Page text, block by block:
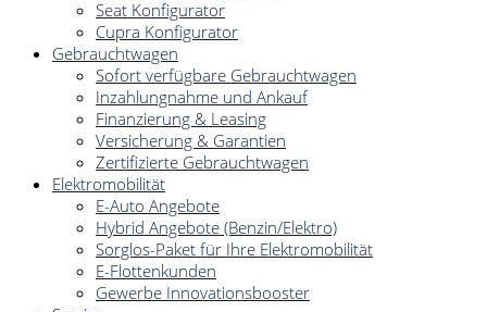
Seat Konfigurator
Cupra Konfigurator
Gebrauchtwagen
Sofort verfügbare Gebrauchtwagen
Inzahlungnahme und Ankauf
Finanzierung & Leasing
Versicherung & Garantien
Zertifizierte Gebrauchtwagen
Elektromobilität
E-Auto Angebote
Hybrid Angebote (Benzin/Elektro)
Sorglos-Paket für Ihre Elektromobilität
E-Flottenkunden
Gewerbe Innovationsbooster